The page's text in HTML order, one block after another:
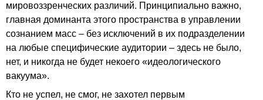
мировоззренческих различий. Принципиально важно,
главная доминанта этого пространства в управлении
сознанием масс – без исключений в их подразделении
на любые специфические аудитории – здесь не было,
нет, и никогда не будет некоего «идеологического
вакуума».
Кто не успел, не смог, не захотел первым